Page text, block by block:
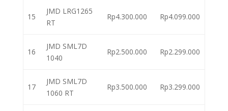
15
JMD LRG1265
RT
Rp4.300.000 Rp4.099.000
16
JMD SML7D
1040
Rp2.500.000 Rp2.299.000
17
JMD SML7D
1060 RT
Rp3.500.000 Rp3.299.000